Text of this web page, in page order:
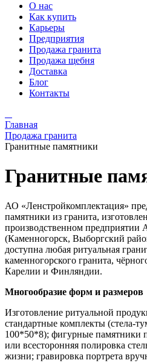
О нас
Как купить
Карьеры
Предприятия
Продажа гранита
Продажа щебня
Доставка
Блог
Контакты
Главная
Продажа гранита
Гранитные памятники
Гранитные
АО «Ленстройкомплектация»
памятники из гранита,
производственном
(Каменногорск, Выборгский
доступна любая ритуальная
каменногорского гранита,
Карелии и Финляндии.
Многообразие форм и размеров
Изготовление ритуальной
стандартные комплекты (стела-
100*50*8); фигурные памятники
или всесторонняя полировка
жизни; гравировка портрета